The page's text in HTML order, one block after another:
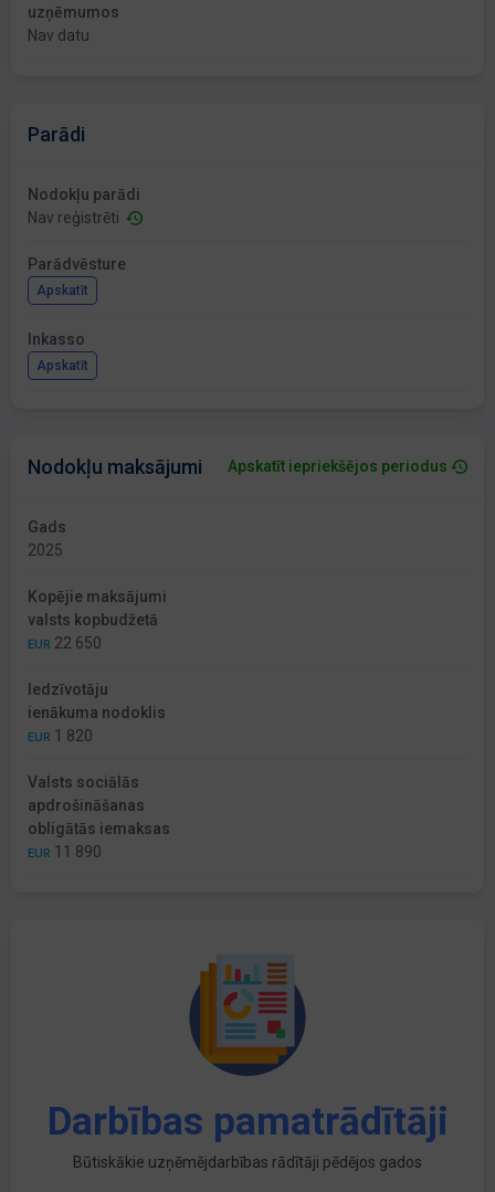
uzņēmumos
Nav datu
Parādi
Nodokļu parādi
Nav reģistrēti
Parādvēsture
Apskatīt
Inkasso
Apskatīt
Nodokļu maksājumi Apskatīt iepriekšējos periodus
Gads
2025
Kopējie maksājumi
valsts kopbudžetā
EUR 22 650
Iedzīvotāju
ienākuma nodoklis
EUR 1 820
Valsts sociālās
apdrošināšanas
obligātās iemaksas
EUR 11 890
Darbības pamatrādītāji
Būtiskākie uzņēmējdarbības rādītāji pēdējos gados